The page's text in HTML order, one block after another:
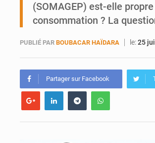
(SOMAGEP) est-elle
consommation ? La
PUBLIÉ PAR BOUBACAR HAÏDARA le:25
Partager sur Facebook